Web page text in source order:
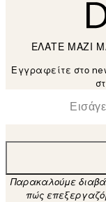
ΕΛΑΤΕ ΜΑΖΙ
Εγγραφείτε στο
Ηλεκτρονική
Παρακαλούμε
πώς